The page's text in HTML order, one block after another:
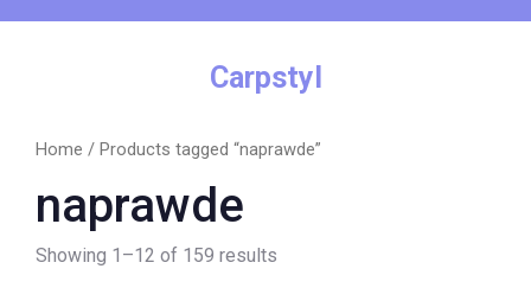
Carpstyl
Home / Products tagged “naprawde”
naprawde
Showing 1–12 of 159 results